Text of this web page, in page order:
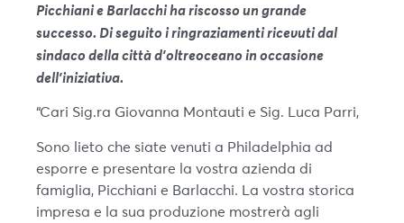
Picchiani e Barlacchi ha riscosso un grande
successo. Di seguito i ringraziamenti ricevuti dal
sindaco della città d’oltreoceano in occasione
dell’iniziativa.
“Cari Sig.ra Giovanna Montauti e Sig. Luca Parri,
Sono lieto che siate venuti a Philadelphia ad
esporre e presentare la vostra azienda di
famiglia, Picchiani e Barlacchi. La vostra storica
impresa e la sua produzione mostrerà agli